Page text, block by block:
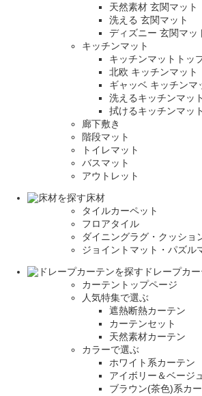
天然素材 玄関マット
洗える 玄関マット
ディズニー 玄関マッ
キッチンマット
キッチンマットトッ
北欧 キッチンマット
ギャッベ キッチンマ
洗えるキッチンマット
拭けるキッチンマット
廊下敷き
階段マット
トイレマット
バスマット
アウトレット
床材
タイルカーペット
フロアタイル
ダイニングラグ・クッショ
ジョイントマット・パズル
ドレープカ
カーテントップページ
人気特集で選ぶ
遮熱断熱カーテン
カーテンセット
天然素材カーテン
カラーで選ぶ
ホワイト系カーテン
アイボリー＆ベージ
ブラウン(茶色)系カ